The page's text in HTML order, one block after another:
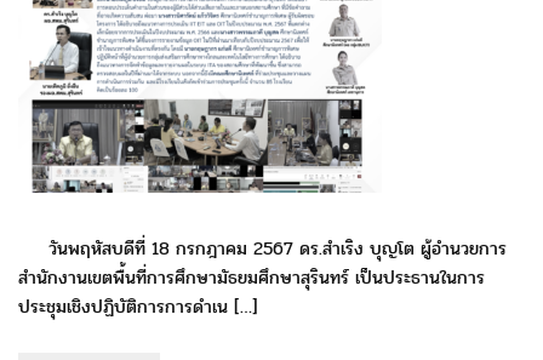
วันพฤหัสบดีที่ 18 กรกฎาคม 2567 ดร.สำเริง บุญโต ผู้อำนวยการ
สำนักงานเขตพื้นที่การศึกษามัธยมศึกษาสุรินทร์ เป็นประธานในการ
ประชุมเชิงปฏิบัติการการดำเน […]